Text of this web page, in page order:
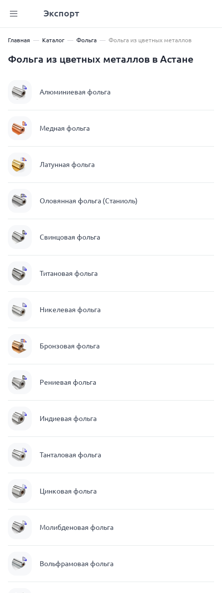
Экспорт
Главная Каталог Фольга Фольга из цветных металлов
Фольга из цветных металлов в Астане
Алюминиевая фольга
Медная фольга
Латунная фольга
Оловянная фольга (Станиоль)
Свинцовая фольга
Титановая фольга
Никелевая фольга
Бронзовая фольга
Рениевая фольга
Индиевая фольга
Танталовая фольга
Цинковая фольга
Молибденовая фольга
Вольфрамовая фольга